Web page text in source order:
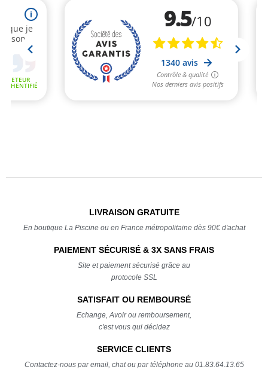
LIVRAISON GRATUITE
En boutique La Piscine ou en France métropolitaine dès 90€ d'achat
PAIEMENT SÉCURISÉ & 3X SANS FRAIS
Site et paiement sécurisé grâce au
protocole SSL
SATISFAIT OU REMBOURSÉ
Echange, Avoir ou remboursement,
c'est vous qui décidez
SERVICE CLIENTS
Contactez-nous par email, chat ou par téléphone au 01.83.64.13.65